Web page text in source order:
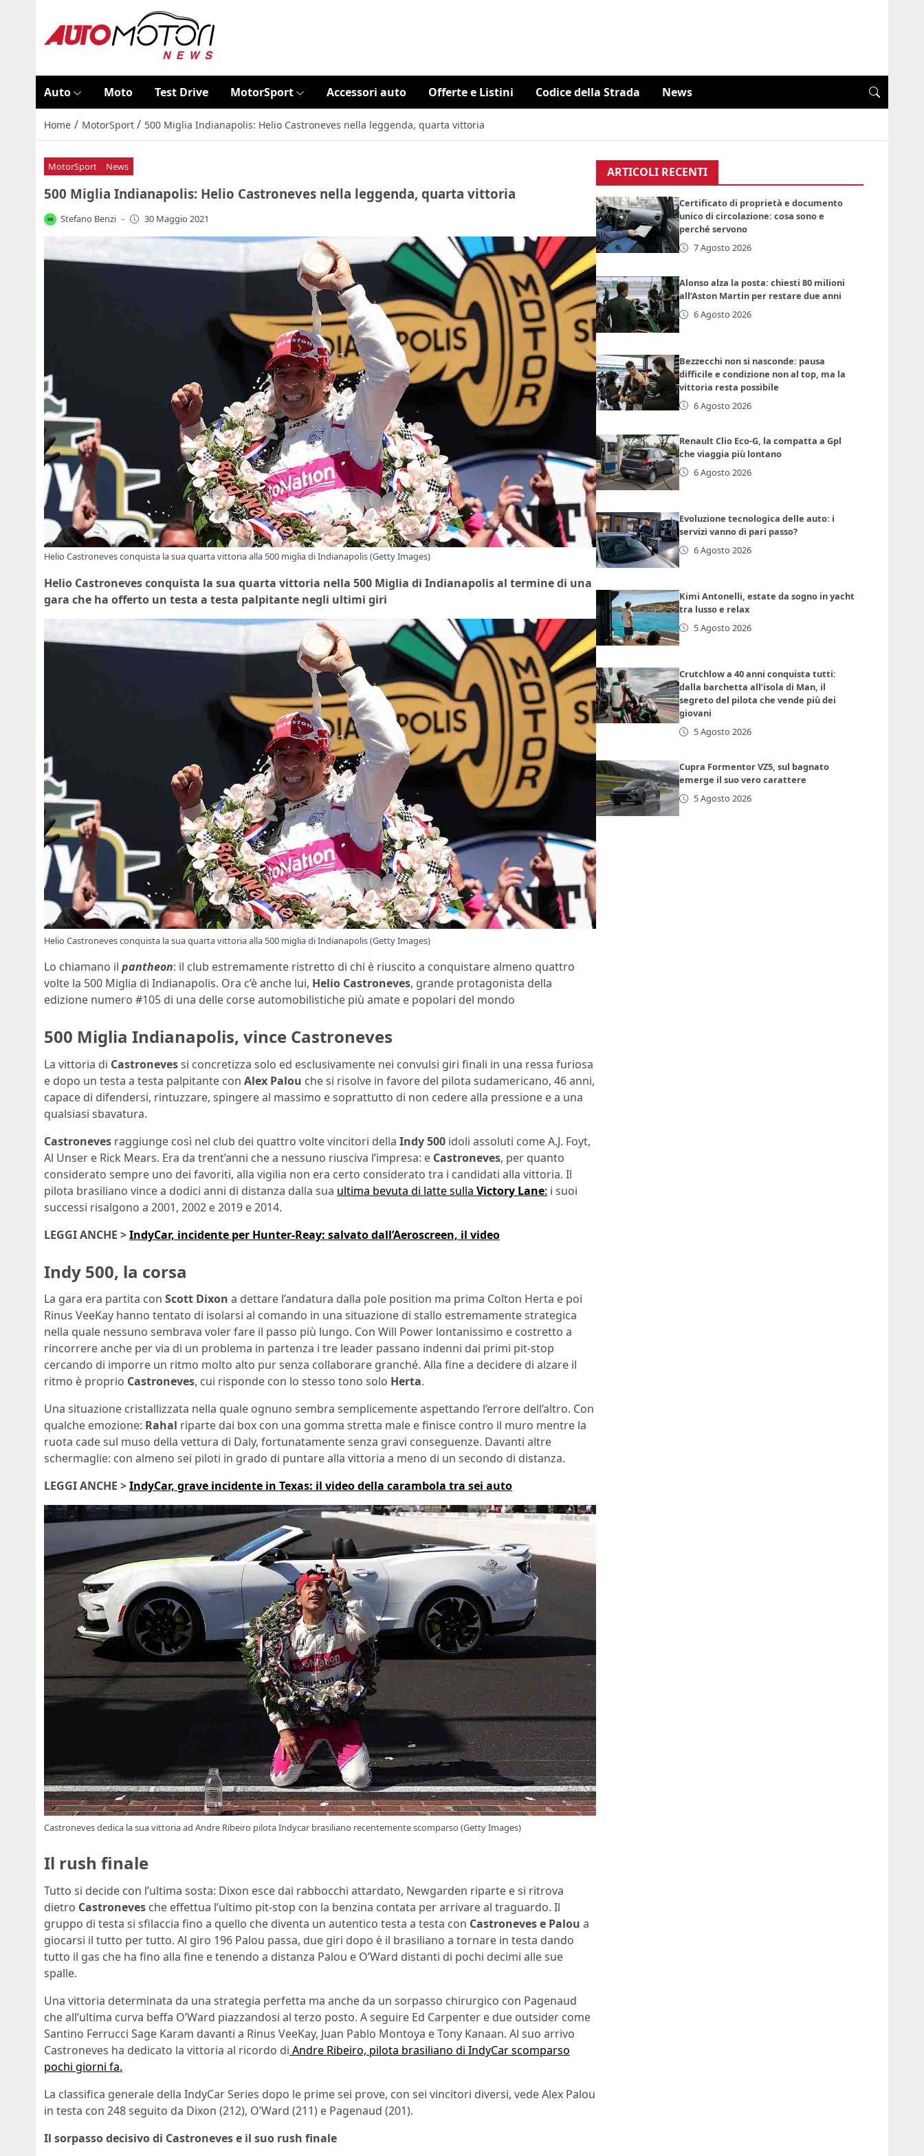
Auto Moto Test Drive MotorSport Accessori auto Offerte e Listini Codice della Strada News
Home / MotorSport / 500 Miglia Indianapolis: Helio Castroneves nella leggenda, quarta vittoria
MotorSport News
500 Miglia Indianapolis: Helio Castroneves nella leggenda, quarta vittoria
Stefano Benzi - 30 Maggio 2021
Helio Castroneves conquista la sua quarta vittoria alla 500 miglia di Indianapolis (Getty Images)
Helio Castroneves conquista la sua quarta vittoria nella 500 Miglia di Indianapolis al termine di una
gara che ha offerto un testa a testa palpitante negli ultimi giri
Helio Castroneves conquista la sua quarta vittoria alla 500 miglia di Indianapolis (Getty Images)
Lo chiamano il pantheon: il club estremamente ristretto di chi è riuscito a conquistare almeno quattro
volte la 500 Miglia di Indianapolis. Ora c’è anche lui, Helio Castroneves, grande protagonista della
edizione numero #105 di una delle corse automobilistiche più amate e popolari del mondo
500 Miglia Indianapolis, vince Castroneves
La vittoria di Castronevessi concretizza solo ed esclusivamente nei convulsi giri finali in una ressa furiosa
e dopo un testa a testa palpitante con Alex Palou che si risolve in favore del pilota sudamericano, 46 anni,
capace di difendersi, rintuzzare, spingere al massimo e soprattutto di non cedere alla pressione e a una
qualsiasi sbavatura.
Castroneves raggiunge così nel club dei quattro volte vincitori della Indy 500 idoli assoluti come A.J. Foyt,
Al Unser e Rick Mears. Era da trent’anni che a nessuno riusciva l’impresa: e Castroneves, per quanto
considerato sempre uno dei favoriti, alla vigilia non era certo considerato tra i candidati alla vittoria. Il
pilota brasiliano vince a dodici anni di distanza dalla sua ultima bevuta di latte sulla Victory Lane: i suoi
successi risalgono a 2001, 2002 e 2019 e 2014.
LEGGI ANCHE >IndyCar, incidente per Hunter-Reay: salvato dall’Aeroscreen, il video
Indy 500, la corsa
La gara era partita con Scott Dixon a dettare l’andatura dalla pole position ma prima Colton Herta e poi
Rinus VeeKay hanno tentato di isolarsi al comando in una situazione di stallo estremamente strategica
nella quale nessuno sembrava voler fare il passo più lungo. Con Will Power lontanissimo e costretto a
rincorrere anche per via di un problema in partenza i tre leader passano indenni dai primi pit-stop
cercando di imporre un ritmo molto alto pur senza collaborare granché. Alla fine a decidere di alzare il
ritmo è proprio Castroneves, cui risponde con lo stesso tono solo Herta.
Una situazione cristallizzata nella quale ognuno sembra semplicemente aspettando l’errore dell’altro. Con
qualche emozione: Rahal riparte dai box con una gomma stretta male e finisce contro il muro mentre la
ruota cade sul muso della vettura di Daly, fortunatamente senza gravi conseguenze. Davanti altre
schermaglie: con almeno sei piloti in grado di puntare alla vittoria a meno di un secondo di distanza.
LEGGI ANCHE >IndyCar, grave incidente in Texas: il video della carambola tra sei auto
Castroneves dedica la sua vittoria ad Andre Ribeiro pilota Indycar brasiliano recentemente scomparso (Getty Images)
Il rush finale
Tutto si decide con l’ultima sosta: Dixon esce dai rabbocchi attardato, Newgarden riparte e si ritrova
dietro Castroneves che effettua l’ultimo pit-stop con la benzina contata per arrivare al traguardo. Il
gruppo di testa si sfilaccia fino a quello che diventa un autentico testa a testa con Castroneves e Palou a
giocarsi il tutto per tutto. Al giro 196 Palou passa, due giri dopo è il brasiliano a tornare in testa dando
tutto il gas che ha fino alla fine e tenendo a distanza Palou e O’Ward distanti di pochi decimi alle sue
spalle.
Una vittoria determinata da una strategia perfetta ma anche da un sorpasso chirurgico con Pagenaud
che all’ultima curva beffa O’Ward piazzandosi al terzo posto. A seguire Ed Carpenter e due outsider come
Santino Ferrucci Sage Karam davanti a Rinus VeeKay, Juan Pablo Montoya e Tony Kanaan. Al suo arrivo
Castroneves ha dedicato la vittoria al ricordo di Andre Ribeiro, pilota brasiliano di IndyCar scomparso
pochi giorni fa.
La classifica generale della IndyCar Series dopo le prime sei prove, con sei vincitori diversi, vede Alex Palou
in testa con 248 seguito da Dixon (212), O’Ward (211) e Pagenaud (201).
Il sorpasso decisivo di Castroneves e il suo rush finale
ARTICOLI RECENTI
Certificato di proprietà e documento
unico di circolazione: cosa sono e
perché servono
7 Agosto 2026
Alonso alza la posta: chiesti 80 milioni
all’Aston Martin per restare due anni
6 Agosto 2026
Bezzecchi non si nasconde: pausa
difficile e condizione non al top, ma la
vittoria resta possibile
6 Agosto 2026
Renault Clio Eco-G, la compatta a Gpl
che viaggia più lontano
6 Agosto 2026
Evoluzione tecnologica delle auto: i
servizi vanno di pari passo?
6 Agosto 2026
Kimi Antonelli, estate da sogno in yacht
tra lusso e relax
5 Agosto 2026
Crutchlow a 40 anni conquista tutti:
dalla barchetta all’isola di Man, il
segreto del pilota che vende più dei
giovani
5 Agosto 2026
Cupra Formentor VZ5, sul bagnato
emerge il suo vero carattere
5 Agosto 2026